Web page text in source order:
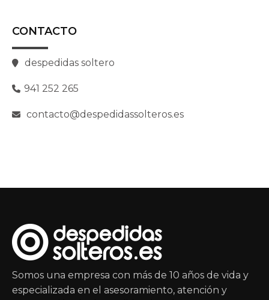
CONTACTO
despedidas soltero
941 252 265
contacto@despedidassolteros.es
Somos una empresa con más de 10 años de vida y
especializada en el asesoramiento, atención y